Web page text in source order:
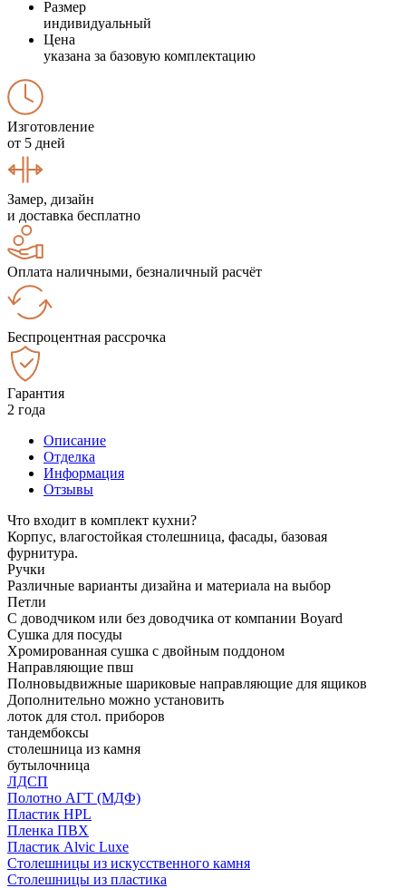
Размер
индивидуальный
Цена
указана за базовую комплектацию
Изготовление
от 5 дней
Замер, дизайн
и доставка бесплатно
Оплата наличными, безналичный расчёт
Беспроцентная рассрочка
Гарантия
2 года
Описание
Отделка
Информация
Отзывы
Что входит в комплект кухни?
Корпус, влагостойкая столешница, фасады, базовая
фурнитура.
Ручки
Различные варианты дизайна и материала на выбор
Петли
С доводчиком или без доводчика от компании Boyard
Сушка для посуды
Хромированная сушка с двойным поддоном
Направляющие пвш
Полновыдвижные шариковые направляющие для ящиков
Дополнительно можно установить
лоток для стол. приборов
тандембоксы
столешница из камня
бутылочница
ЛДСП
Полотно АГТ (МДФ)
Пластик HPL
Пленка ПВХ
Пластик Alvic Luxe
Столешницы из искусственного камня
Столешницы из пластика